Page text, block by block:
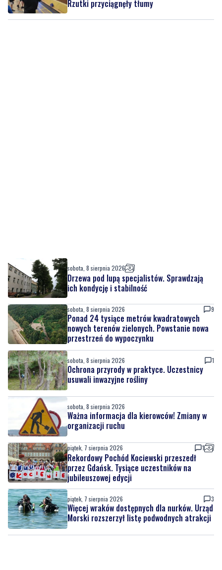
Rzutki przyciągnęły tłumy
sobota, 8 sierpnia 2026
Drzewa pod lupą specjalistów. Sprawdzają
ich kondycję i stabilność
sobota, 8 sierpnia 2026 9
Ponad 24 tysiące metrów kwadratowych
nowych terenów zielonych. Powstanie nowa
przestrzeń do wypoczynku
sobota, 8 sierpnia 2026 1
Ochrona przyrody w praktyce. Uczestnicy
usuwali inwazyjne rośliny
sobota, 8 sierpnia 2026
Ważna informacja dla kierowców! Zmiany w
organizacji ruchu
piątek, 7 sierpnia 2026 1
Rekordowy Pochód Kociewski przeszedł
przez Gdańsk. Tysiące uczestników na
jubileuszowej edycji
piątek, 7 sierpnia 2026 3
Więcej wraków dostępnych dla nurków. Urząd
Morski rozszerzył listę podwodnych atrakcji